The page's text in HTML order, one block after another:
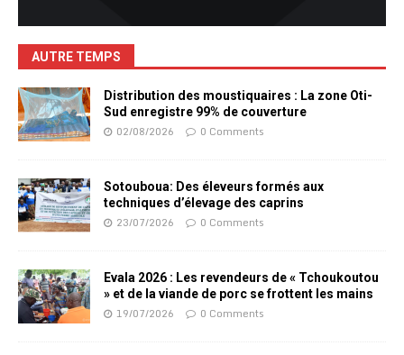
AUTRE TEMPS
Distribution des moustiquaires : La zone Oti-
Sud enregistre 99% de couverture
02/08/2026 0 Comments
Sotouboua: Des éleveurs formés aux
techniques d’élevage des caprins
23/07/2026 0 Comments
Evala 2026 : Les revendeurs de « Tchoukoutou
» et de la viande de porc se frottent les mains
19/07/2026 0 Comments